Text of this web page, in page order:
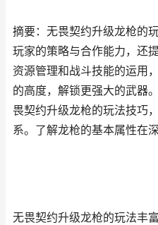
摘要：无畏契约升级龙枪的
玩家的策略与合作能力，还
资源管理和战斗技能的运用
的高度，解锁更强大的武器
畏契约升级龙枪的玩法技巧
系。了解龙枪的基本属性在
无畏契约升级龙枪的玩法丰